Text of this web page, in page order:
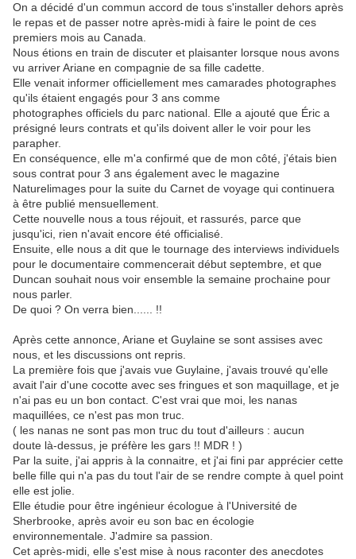
On a décidé d'un commun accord de tous s'installer dehors après
le repas et de passer notre après-midi à faire le point de ces
premiers mois au Canada.
Nous étions en train de discuter et plaisanter lorsque nous avons
vu arriver Ariane en compagnie de sa fille cadette.
Elle venait informer officiellement mes camarades photographes
qu'ils étaient engagés pour 3 ans comme
photographes officiels du parc national. Elle a ajouté que Éric a
présigné leurs contrats et qu'ils doivent aller le voir pour les
parapher.
En conséquence, elle m'a confirmé que de mon côté, j'étais bien
sous contrat pour 3 ans également avec le magazine
Naturelimages pour la suite du Carnet de voyage qui continuera
à être publié mensuellement.
Cette nouvelle nous a tous réjouit, et rassurés, parce que
jusqu'ici, rien n'avait encore été officialisé.
Ensuite, elle nous a dit que le tournage des interviews individuels
pour le documentaire commencerait début septembre, et que
Duncan souhait nous voir ensemble la semaine prochaine pour
nous parler.
De quoi ? On verra bien...... !!
Après cette annonce, Ariane et Guylaine se sont assises avec
nous, et les discussions ont repris.
La première fois que j'avais vue Guylaine, j'avais trouvé qu'elle
avait l'air d'une cocotte avec ses fringues et son maquillage, et je
n'ai pas eu un bon contact. C'est vrai que moi, les nanas
maquillées, ce n'est pas mon truc.
( les nanas ne sont pas mon truc du tout d'ailleurs : aucun
doute là-dessus, je préfère les gars !! MDR ! )
Par la suite, j'ai appris à la connaitre, et j'ai fini par apprécier cette
belle fille qui n'a pas du tout l'air de se rendre compte à quel point
elle est jolie.
Elle étudie pour être ingénieur écologue à l'Université de
Sherbrooke, après avoir eu son bac en écologie
environnementale. J'admire sa passion.
Cet après-midi, elle s'est mise à nous raconter des anecdotes